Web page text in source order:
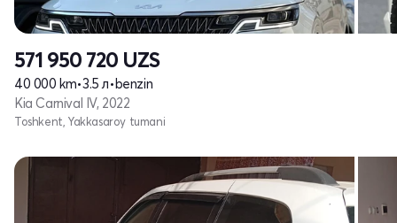
571 950 720 UZS
40 000 km•3.5 л•benzin
Kia Carnival IV, 2022
Toshkent, Yakkasaroy tumani